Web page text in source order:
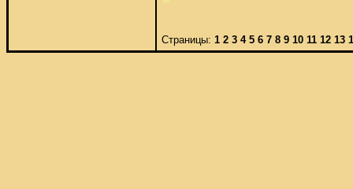
Страницы: 1 2 3 4 5 6 7 8 9 10 11 12 13